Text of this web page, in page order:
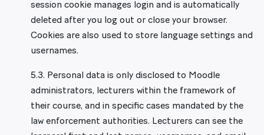
session cookie manages login and is automatically
deleted after you log out or close your browser.
Cookies are also used to store language settings and
usernames.
5.3. Personal data is only disclosed to Moodle
administrators, lecturers within the framework of
their course, and in specific cases mandated by the
law enforcement authorities. Lecturers can see the